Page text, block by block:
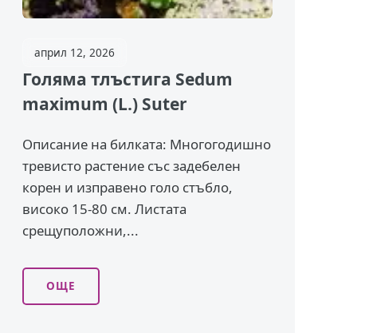
април 12, 2026
Голяма тлъстига Sedum
maximum (L.) Suter
Описание на билката: Многогодишно
тревисто растение със задебелен
корен и изправено го­ло стъбло,
високо 15-80 см. Листата
срещуположни,...
ОЩЕ